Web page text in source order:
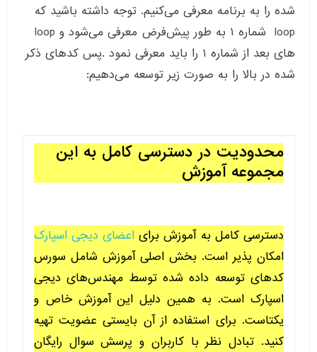
شده را به برنامه معرفی می‌کنیم. توجه داشته باشید که
loop شماره ۱ به طور پیش‌فرض معرفی می‌شود و loop
های بعد از شماره ۱ را باید معرفی نمود .پس کد‌های ذکر
شده در بالا را به صورت زیر توسعه می‌دهیم:
محدودیت در دسترسی کامل به این
مجموعه آموزش
دسترسی کامل به آموزش برای اعضای دیجی اسپارک
امکان پذیر است. بخش اصلی آموزش شامل سورس
کدهای توسعه داده شده توسط مهندس‌های دیجی
اسپارک است. به همین دلیل این آموزش خاص و
یکتاست. برای استفاده از آن بایستی عضویت تهیه
کنید. تبادل نظر با کاربران و پرسش سوال رایگان